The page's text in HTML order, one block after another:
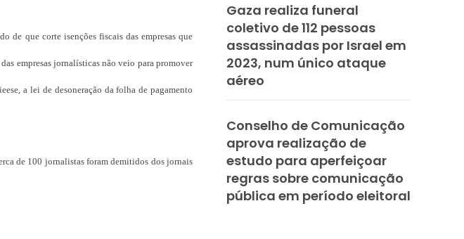
de que corte isenções fiscais das empresas que
empresas jornalísticas não veio para promover
a lei de desoneração da folha de pagamento
de 100 jornalistas foram demitidos dos jornais
Gaza realiza funeral
coletivo de 112 pessoas
assassinadas por Israel em
2023, num único ataque
aéreo
Conselho de Comunicação
aprova realização de
estudo para aperfeiçoar
regras sobre comunicação
pública em período eleitoral